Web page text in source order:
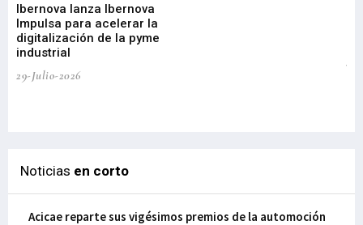
Ibernova lanza Ibernova
Impulsa para acelerar la
digitalización de la pyme
industrial
29-Julio-2026
Noticias en corto
Acicae reparte sus vigésimos premios de la automoción